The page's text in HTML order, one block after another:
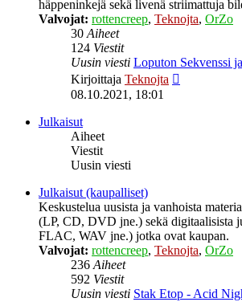
häppeninkejä sekä livenä striimattuja
Valvojat: rottencreep, Teknojta, OrZo
30Aiheet
124 Viestit
Uusin viesti Loputon Sekvenssi
Kirjoittaja Teknojta
08.10.2021, 18:01
Julkaisut
Aiheet
Viestit
Uusin viesti
Julkaisut (kaupalliset)
Keskustelua uusista ja vanhoista
(LP, CD, DVD jne.) sekä digitaalisista
FLAC, WAV jne.) jotka ovat kaupan.
Valvojat: rottencreep, Teknojta, OrZo
236Aiheet
592 Viestit
Uusin viesti Stak Etop - Acid